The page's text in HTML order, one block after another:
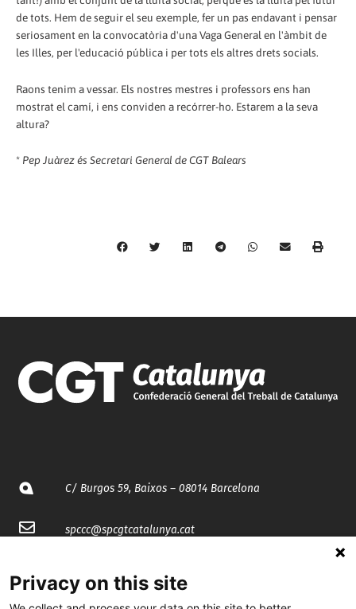
de tots. Hem de seguir el seu exemple, fer un pas endavant i pensar
seriosament en la convocatòria d'una Vaga General en l'àmbit de
les Illes, per l'educació pública i per tots els altres drets socials.
Raons tenim a vessar. Els nostres mestres i professors ens han
mostrat el camí, i ens conviden a recórrer-ho. Estarem a la seva
altura?
* Pep Juàrez és Secretari General de CGT Balears
C/ Burgos 59, Baixos – 08014 Barcelona
spccc@spcgtcatalunya.cat
Privacy on this site